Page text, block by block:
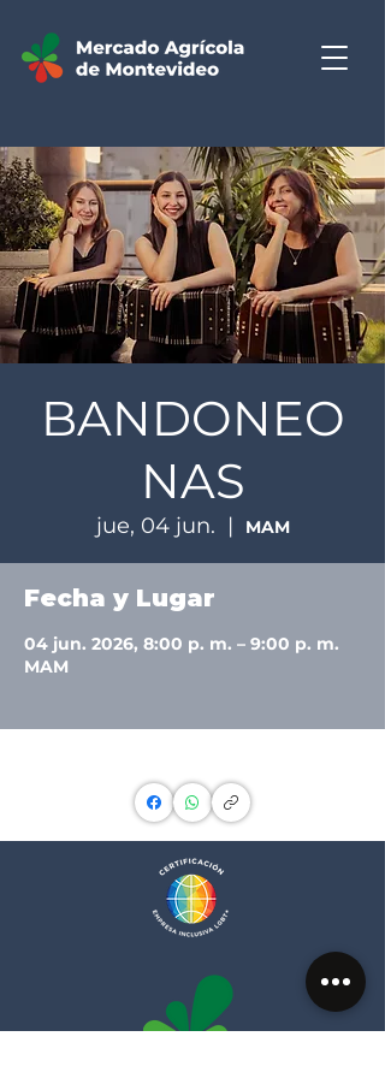
BANDONEO
NAS
jue, 04 jun.
  |
MAM
Fecha y Lugar
04 jun. 2026, 8:00 p. m. – 9:00 p. m.
MAM